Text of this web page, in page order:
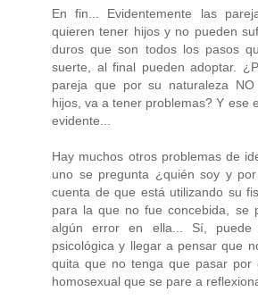
En fin... Evidentemente las
quieren tener hijos y no pueden
duros que son todos los pasos
suerte, al final pueden adoptar.
pareja que por su naturaleza NO
hijos, va a tener problemas? Y ese
evidente...
Hay muchos otros problemas de
uno se pregunta ¿quién soy y
cuenta de que está utilizando su
para la que no fue concebida, se
algún error en ella... Sí,
psicológica y llegar a pensar que
quita que no tenga que pasar por
homosexual que se pare a